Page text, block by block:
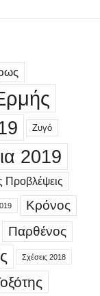
Ζυγό
2019
Προβλέψεις
Κρόνος
Παρθένος
Σχέσεις 2018